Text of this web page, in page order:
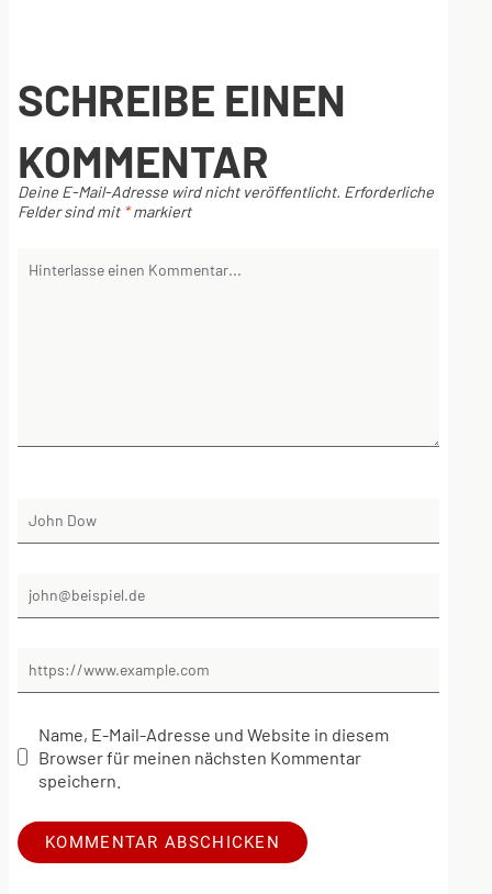
SCHREIBE EINEN
KOMMENTAR
Deine E-Mail-Adresse wird nicht veröffentlicht. Erforderliche
Felder sind mit *markiert
Name, E-Mail-Adresse und Website in diesem
Browser für meinen nächsten Kommentar
speichern.